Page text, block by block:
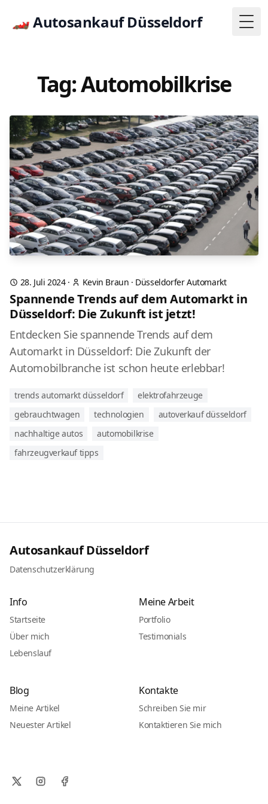
🏎Autosankauf Düsseldorf
Tag: Automobilkrise
28. Juli 2024· Kevin Braun · Düsseldorfer Automarkt
Spannende Trends auf dem Automarkt in
Düsseldorf: Die Zukunft ist jetzt!
Entdecken Sie spannende Trends auf dem
Automarkt in Düsseldorf: Die Zukunft der
Automobilbranche ist schon heute erlebbar!
trends automarkt düsseldorf
elektrofahrzeuge
gebrauchtwagen
technologien
autoverkauf düsseldorf
nachhaltige autos
automobilkrise
fahrzeugverkauf tipps
Autosankauf Düsseldorf
Datenschutzerklärung
Info
Startseite
Über mich
Lebenslauf
Meine Arbeit
Portfolio
Testimonials
Blog
Meine Artikel
Neuester Artikel
Kontakte
Schreiben Sie mir
Kontaktieren Sie mich